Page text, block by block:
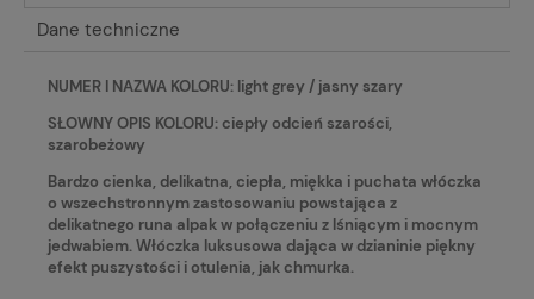
Dane techniczne
NUMER I NAZWA KOLORU: light grey / jasny szary
SŁOWNY OPIS KOLORU: ciepły odcień szarości,
szarobeżowy
Bardzo cienka, delikatna, ciepła, miękka i puchata włóczka
o wszechstronnym zastosowaniu powstająca z
delikatnego runa alpak w połączeniu z lśniącym i mocnym
jedwabiem. Włóczka luksusowa dająca w dzianinie piękny
efekt puszystości i otulenia, jak chmurka.